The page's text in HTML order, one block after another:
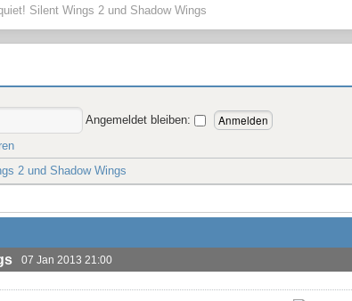
Silent Wings 2 und Shadow Wings
Angemeldet bleiben:
2 und Shadow Wings
07 Jan 2013 21:00